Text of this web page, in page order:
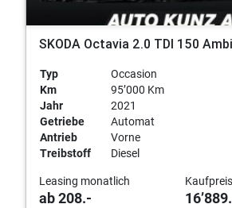
SKODA Octavia 2.0 TDI 150
Typ
Occasion
Km
95’000 Km
Jahr
2021
Getriebe
Automat
Antrieb
Vorne
Treibstoff
Diesel
Leasing monatlich
ab 208.-
Kaufpreis